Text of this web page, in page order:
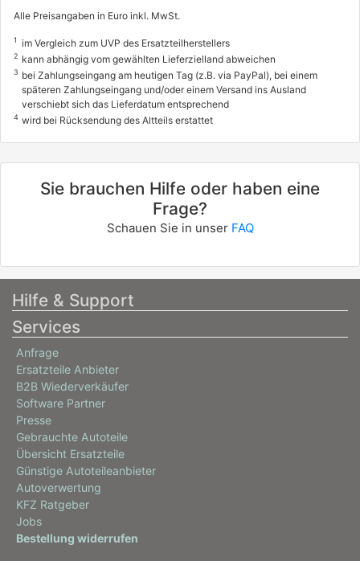
350 d 4-matic (292.323, 292.324)
190 / 258
03/2015 - 10/2019
1313EWV, 1313FDZ
MERCEDES-BENZ
350 d 4-matic (166.824)
190 / 258
11/2015 - 04/2019
1313BXV, 1313CBH, 1313CRU
M-CLASS (W166)
190 / 258
Alle Preisangaben in Euro inkl. MwSt.
1 im Vergleich zum UVP des Ersatzteilherstellers
2 kann abhängig vom gewählten Lieferzielland abweichen
3 bei Zahlungseingang am heutigen Tag (z.B. via PayPal), bei einem
späteren Zahlungseingang und/oder einem Versand ins Ausland
verschiebt sich das Lieferdatum entsprechend
4 wird bei Rücksendung des Altteils erstattet
Sie brauchen Hilfe oder haben eine
Frage?
Schauen Sie in unser FAQ
Hilfe & Support
Services
Anfrage
Ersatzteile Anbieter
B2B Wiederverkäufer
Software Partner
Presse
Gebrauchte Autoteile
Übersicht Ersatzteile
Günstige Autoteileanbieter
Autoverwertung
KFZ Ratgeber
Jobs
Bestellung widerrufen